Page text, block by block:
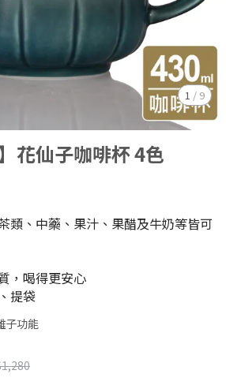
1 / 9
花仙子咖啡杯 4色
類、中藥、果汁、果醋及牛奶等皆可
，喝得更安心
提袋
子功能